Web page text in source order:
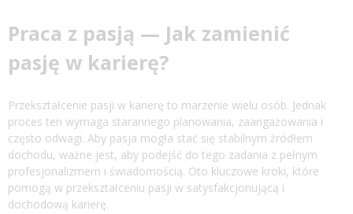
Praca z pasją — Jak zamienić
pasję w karierę?
Przekształcenie pasji w karierę to marzenie wielu osób. Jednak
proces ten wymaga starannego planowania, zaangażowania i
często odwagi. Aby pasja mogła stać się stabilnym źródłem
dochodu, ważne jest, aby podejść do tego zadania z pełnym
profesjonalizmem i świadomością. Oto kluczowe kroki, które
pomogą w przekształceniu pasji w satysfakcjonującą i
dochodową karierę.